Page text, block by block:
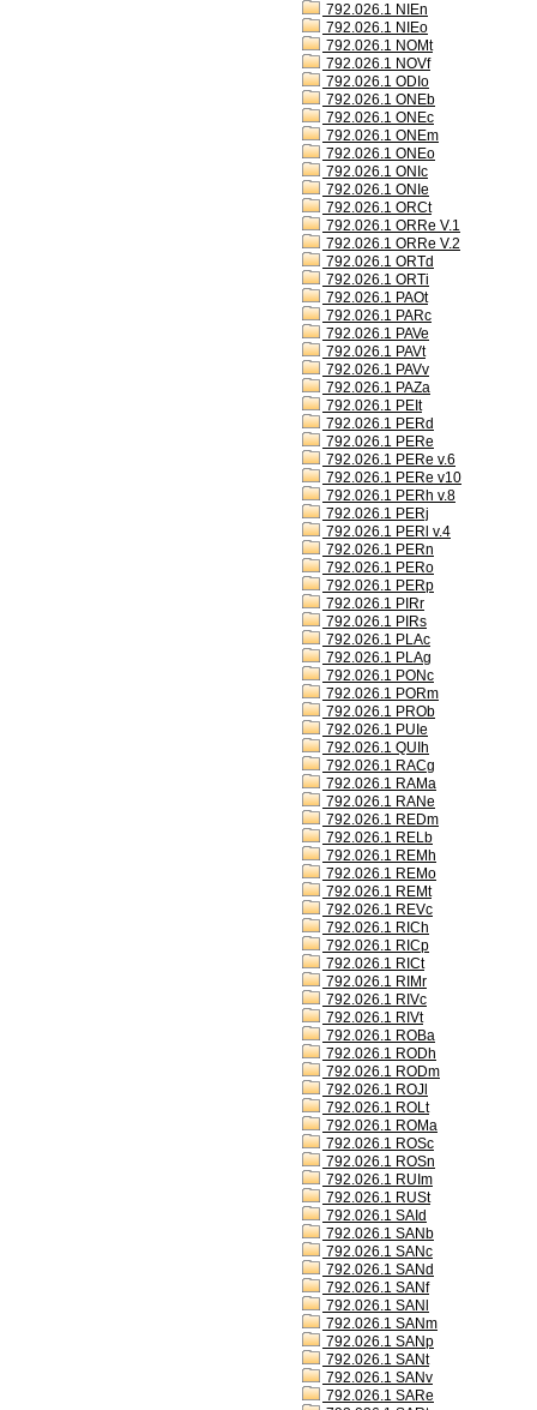
792.026.1 NIEn
792.026.1 NIEo
792.026.1 NOMt
792.026.1 NOVf
792.026.1 ODIo
792.026.1 ONEb
792.026.1 ONEc
792.026.1 ONEm
792.026.1 ONEo
792.026.1 ONIc
792.026.1 ONIe
792.026.1 ORCt
792.026.1 ORRe V.1
792.026.1 ORRe V.2
792.026.1 ORTd
792.026.1 ORTi
792.026.1 PAOt
792.026.1 PARc
792.026.1 PAVe
792.026.1 PAVt
792.026.1 PAVv
792.026.1 PAZa
792.026.1 PEIt
792.026.1 PERd
792.026.1 PERe
792.026.1 PERe v.6
792.026.1 PERe v10
792.026.1 PERh v.8
792.026.1 PERj
792.026.1 PERl v.4
792.026.1 PERn
792.026.1 PERo
792.026.1 PERp
792.026.1 PIRr
792.026.1 PIRs
792.026.1 PLAc
792.026.1 PLAg
792.026.1 PONc
792.026.1 PORm
792.026.1 PROb
792.026.1 PUIe
792.026.1 QUIh
792.026.1 RACg
792.026.1 RAMa
792.026.1 RANe
792.026.1 REDm
792.026.1 RELb
792.026.1 REMh
792.026.1 REMo
792.026.1 REMt
792.026.1 REVc
792.026.1 RICh
792.026.1 RICp
792.026.1 RICt
792.026.1 RIMr
792.026.1 RIVc
792.026.1 RIVt
792.026.1 ROBa
792.026.1 RODh
792.026.1 RODm
792.026.1 ROJl
792.026.1 ROLt
792.026.1 ROMa
792.026.1 ROSc
792.026.1 ROSn
792.026.1 RUIm
792.026.1 RUSt
792.026.1 SAId
792.026.1 SANb
792.026.1 SANc
792.026.1 SANd
792.026.1 SANf
792.026.1 SANl
792.026.1 SANm
792.026.1 SANp
792.026.1 SANt
792.026.1 SANv
792.026.1 SARe